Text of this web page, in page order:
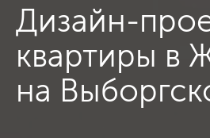
Дизайн-
квартиры в
на